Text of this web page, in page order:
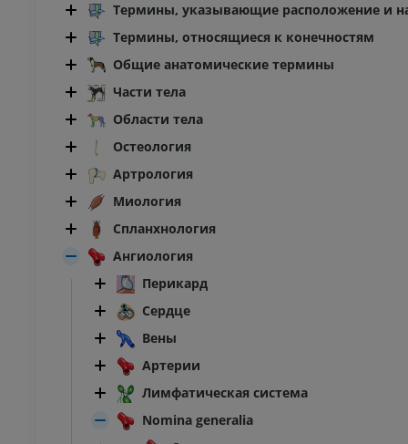
Термины, указывающие расположение и
Термины, относящиеся к конечностям
Общие анатомические термины
Части тела
Области тела
Остеология
Артрология
Миология
Спланхнология
Ангиология
Перикард
Сердце
Вены
Артерии
Лимфатическая система
Nomina generalia
КРУПНЫЙ РОГАТЫЙ СКОТ